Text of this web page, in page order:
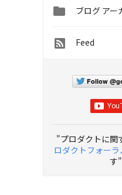
 ブログ アー
Feed
Follow
"プロダクトに関
ロダクトフォーラ
す"